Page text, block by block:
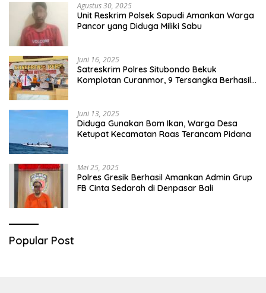
Agustus 30, 2025
Unit Reskrim Polsek Sapudi Amankan Warga
Pancor yang Diduga Miliki Sabu
Juni 16, 2025
Satreskrim Polres Situbondo Bekuk
Komplotan Curanmor, 9 Tersangka Berhasil
Juni 13, 2025
Diduga Gunakan Bom Ikan, Warga Desa
Ketupat Kecamatan Raas Terancam Pidana
Mei 25, 2025
Polres Gresik Berhasil Amankan Admin Grup
FB Cinta Sedarah di Denpasar Bali
Popular Post